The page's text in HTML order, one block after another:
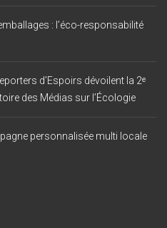
: l’éco-responsabilité
d’Espoirs dévoilent la 2ᵉ
des Médias sur l’Écologie
personnalisée multi locale